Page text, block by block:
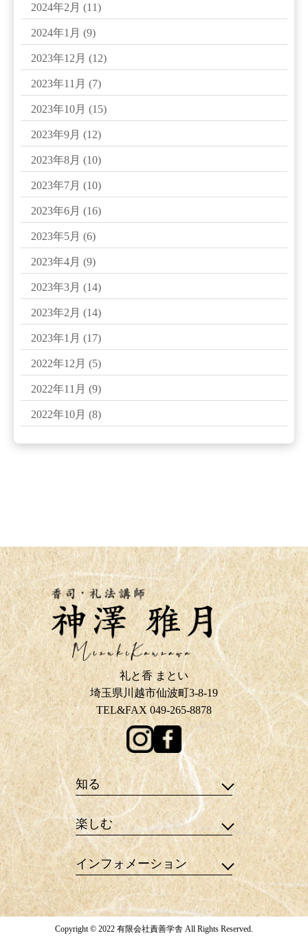
2024年2月 (11)
2024年1月 (9)
2023年12月 (12)
2023年11月 (7)
2023年10月 (15)
2023年9月 (12)
2023年8月 (10)
2023年7月 (10)
2023年6月 (16)
2023年5月 (6)
2023年4月 (9)
2023年3月 (14)
2023年2月 (14)
2023年1月 (17)
2022年12月 (5)
2022年11月 (9)
2022年10月 (8)
礼と香 まとい
埼玉県川越市仙波町3-8-19
TEL&FAX 049-265-8878
知る
楽しむ
インフォメーション
Copyright © 2022 有限会社責善学舎 All Rights Reserved.